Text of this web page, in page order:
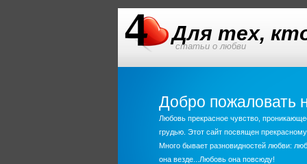
Для тех,
статьи о любви
Добро пожаловать
Любовь прекрасное чувство,
грудью. Этот сайт посвящен
Много бывает разновидностей любви:
она везде...Любовь она повсюду!